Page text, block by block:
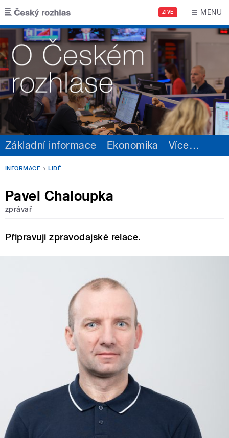
Přejít k hlavnímu obsahu
ŽIVĚ MENU
Základní informace Ekonomika Více…
INFORMACE LIDÉ
Pavel Chaloupka
zprávař
Připravuji zpravodajské relace.